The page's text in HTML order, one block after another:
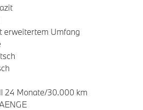
erweitertem Umfang
24 Monate/30.000 km